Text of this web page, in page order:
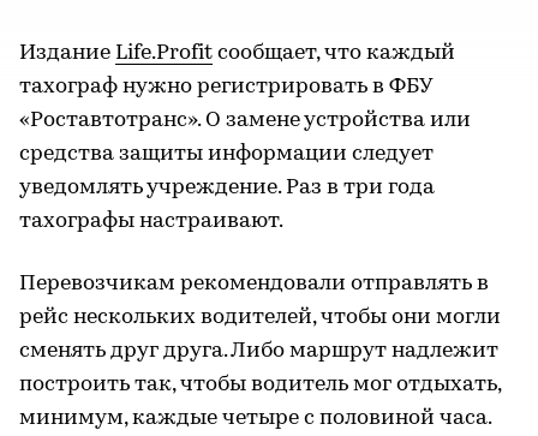
Издание Life.Profit сообщает, что каждый
тахограф нужно регистрировать в ФБУ
«Роставтотранс». О замене устройства или
средства защиты информации следует
уведомлять учреждение. Раз в три года
тахографы настраивают.
Перевозчикам рекомендовали отправлять в
рейс нескольких водителей, чтобы они могли
сменять друг друга. Либо маршрут надлежит
построить так, чтобы водитель мог отдыхать,
минимум, каждые четыре с половиной часа.